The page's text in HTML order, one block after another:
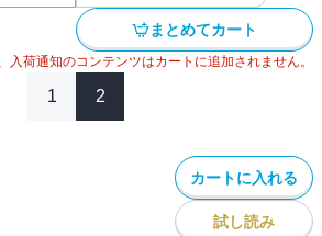
まとめてカート
入荷通知のコンテンツはカートに追加されません。
1 2
カートに入れる
試し読み